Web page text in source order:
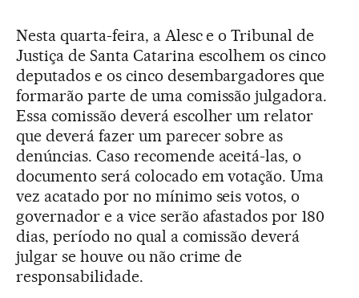
Nesta quarta-feira, a Alesc e o Tribunal de
Justiça de Santa Catarina escolhem os cinco
deputados e os cinco desembargadores que
formarão parte de uma comissão julgadora.
Essa comissão deverá escolher um relator
que deverá fazer um parecer sobre as
denúncias. Caso recomende aceitá-las, o
documento será colocado em votação. Uma
vez acatado por no mínimo seis votos, o
governador e a vice serão afastados por 180
dias, período no qual a comissão deverá
julgar se houve ou não crime de
responsabilidade.